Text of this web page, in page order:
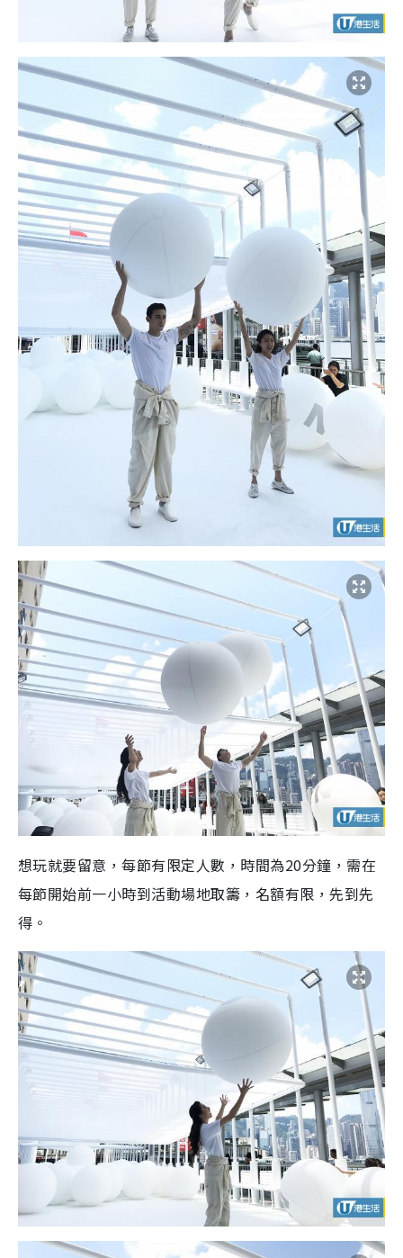
想玩就要留意，每節有限定人數，時間為20分鐘，需在
每節開始前一小時到活動場地取籌，名額有限，先到先
得。